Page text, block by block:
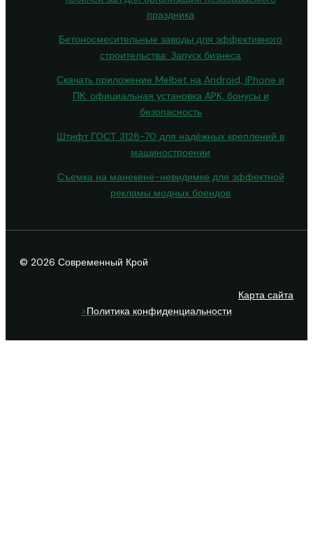
праздника
Бетоносмесительные заводы для эффективного
строительства: Запуск бизнеса
Скачать приложение Melbet на Android, iPhone и
ПК: официальная установка APK, бонусы и
безопасность
Штифт ГОСТ 3128-70 для надёжных креплений в
машиностроении
Съемка на манекене-невидимке для эффектной
рекламы модных брендов
© 2026 Современный Крой
Карта сайта
>Политика конфиденциальности